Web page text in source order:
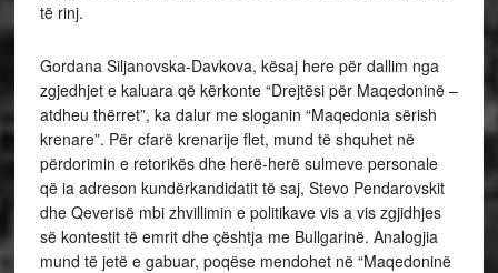
të rinj.
Gordana Siljanovska-Davkova, kësaj here për dallim nga
zgjedhjet e kaluara që kërkonte “Drejtësi për Maqedoninë –
atdheu thërret”, ka dalur me sloganin “Maqedonia sërish
krenare”. Për cfarë krenarije flet, mund të shquhet në
përdorimin e retorikës dhe herë-herë sulmeve personale
që ia adreson kundërkandidatit të saj, Stevo Pendarovskit
dhe Qeverisë mbi zhvillimin e politikave vis a vis zgjidhjes
së kontestit të emrit dhe çështja me Bullgarinë. Analogjia
mund të jetë e gabuar, poqëse mendohet në “Maqedoninë